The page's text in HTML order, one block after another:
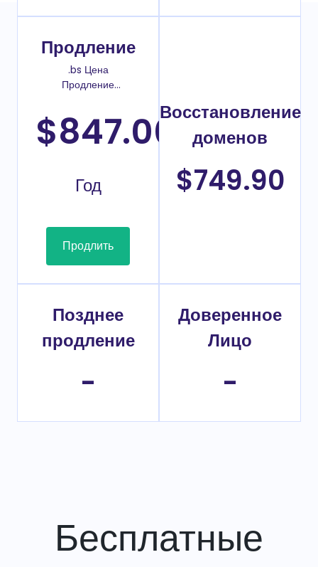
Продление
.bs Цена
Продление
$847.00
Год
Продлить
Восстановление
доменов
$749.90
Позднее
продление
-
Доверенное
Лицо
-
Бесплатные